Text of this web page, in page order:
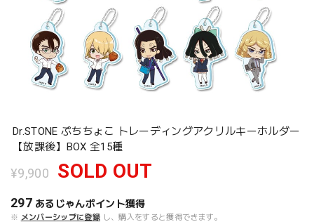
Dr.STONE ぷちちょこ トレーディングアクリルキーホルダー
【放課後】BOX 全15種
¥9,900 SOLD OUT
297 あるじゃんポイント獲得
※ メンバーシップに登録 し、購入をすると獲得できます。